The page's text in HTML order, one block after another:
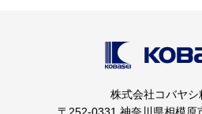
株式会社コバヤシ
〒252-0331 神奈川県相模原